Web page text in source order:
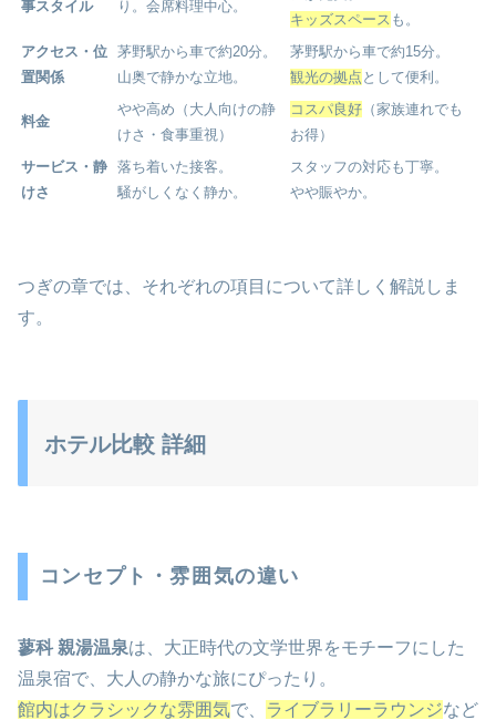
事スタイル
り。会席料理中心。
キッズスペース も。
アクセス・位
置関係
茅野駅から車で約20分。
山奥で静かな立地。
茅野駅から車で約15分。
観光の拠点 として便利。
料金
やや高め（大人向けの静
けさ・食事重視）
コスパ良好 （家族連れでも
お得）
サービス・静
けさ
落ち着いた接客。
騒がしくなく静か。
スタッフの対応も丁寧。
やや賑やか。
つぎの章では、それぞれの項目について詳しく解説しま
す。
ホテル比較 詳細
コンセプト・雰囲気の違い
蓼科 親湯温泉は、大正時代の文学世界をモチーフにした
温泉宿で、大人の静かな旅にぴったり。
館内はクラシックな雰囲気で、 ライブラリーラウンジなど